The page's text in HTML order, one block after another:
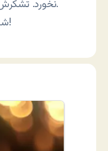
نخورد. تشکرش با چشم‌های گرد باورنکردنی‌تر بود.
شاید سرم به‌خاطر همین درد می‌کند!